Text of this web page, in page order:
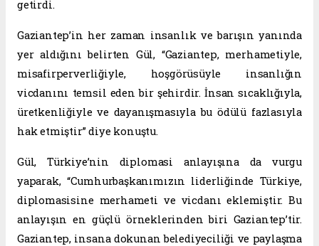
getirdi.
Gaziantep’in her zaman insanlık ve barışın yanında
yer aldığını belirten Gül, “Gaziantep, merhametiyle,
misafirperverliğiyle, hoşgörüsüyle insanlığın
vicdanını temsil eden bir şehirdir. İnsan sıcaklığıyla,
üretkenliğiyle ve dayanışmasıyla bu ödülü fazlasıyla
hak etmiştir” diye konuştu.
Gül, Türkiye’nin diplomasi anlayışına da vurgu
yaparak, “Cumhurbaşkanımızın liderliğinde Türkiye,
diplomasisine merhameti ve vicdanı eklemiştir. Bu
anlayışın en güçlü örneklerinden biri Gaziantep’tir.
Gaziantep, insana dokunan belediyeciliği ve paylaşma